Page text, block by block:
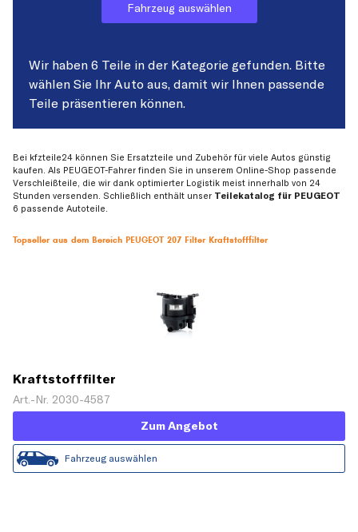
Fahrzeug auswählen
Wir haben 6 Teile in der Kategorie gefunden. Bitte
wählen Sie Ihr Auto aus, damit wir Ihnen passende
Teile präsentieren können.
Bei kfzteile24 können Sie Ersatzteile und Zubehör für viele Autos günstig
kaufen. Als PEUGEOT-Fahrer finden Sie in unserem Online-Shop passende
Verschleißteile, die wir dank optimierter Logistik meist innerhalb von 24
Stunden versenden. Schließlich enthält unser Teilekatalog für PEUGEOT
6 passende Autoteile.
Topseller aus dem Bereich PEUGEOT 207 Filter Kraftstofffilter
Kraftstofffilter
Art.-Nr. 2030-4587
Zum Angebot
Fahrzeug auswählen